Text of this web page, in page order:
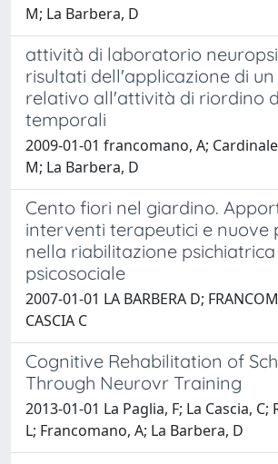
M; La Barbera, D
attività di laboratorio
risultati dell'applicazione di
relativo all'attività di riordino
temporali
2009-01-01 francomano, A;
M; La Barbera, D
Cento fiori nel giardino.
interventi terapeutici e nuove
nella riabilitazione
psicosociale
2007-01-01 LA BARBERA D;
CASCIA C
Cognitive Rehabilitation of
Through Neurovr Training
2013-01-01 La Paglia, F; La Cascia, C;
L; Francomano, A; La Barbera, D